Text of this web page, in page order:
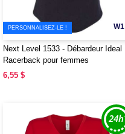
W1
PERSONNALISEZ-LE !
Next Level 1533 - Débardeur Ideal
Racerback pour femmes
6,55 $